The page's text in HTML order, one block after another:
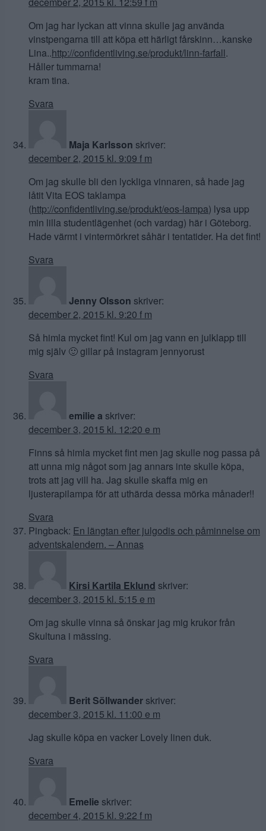
Om jag har lyckan att vinna skulle jag använda
vinstpengarna till att köpa ett härligt fårskinn…kanske
Lina..http://confidentliving.se/produkt/linn-farfall.
Håller tummarna!
kram tina.
Svara
Maja Karlsson skriver:
december 2, 2015 kl. 9:09 f m
Om jag skulle bli den lyckliga vinnaren, så hade jag
låtit Vita EOS taklampa
(http://confidentliving.se/produkt/eos-lampa) lysa upp
min lilla studentlägenhet (och vardag) här i Göteborg.
Hade värmt i vintermörkret såhär i tentatider. Ha det fint!
Svara
Jenny Olsson skriver:
december 2, 2015 kl. 9:20 f m
Så himla mycket fint! Kul om jag vann en julklapp till
mig själv 🙂 gillar på instagram jennyorust
Svara
emilie a skriver:
december 3, 2015 kl. 12:20 e m
Finns så himla mycket fint men jag skulle nog passa på
att unna mig något som jag annars inte skulle köpa,
trots att jag vill ha. Jag skulle skaffa mig en
ljusterapilampa för att uthärda dessa mörka månader!!
Svara
Pingback: En längtan efter julgodis och påminnelse om
adventskalendern. – Annas
Kirsi Kartila Eklund skriver:
december 3, 2015 kl. 5:15 e m
Om jag skulle vinna så önskar jag mig krukor från
Skultuna i mässing.
Svara
Berit Söllwander skriver:
december 3, 2015 kl. 11:00 e m
Jag skulle köpa en vacker Lovely linen duk.
Svara
Emelie skriver:
december 4, 2015 kl. 9:22 f m